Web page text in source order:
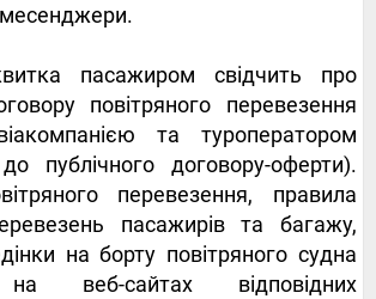
пасажиром свідчить про
повітряного перевезення
та туроператором
публічного договору-оферти).
перевезення, правила
пасажирів та багажу,
на борту повітряного судна
веб-сайтах відповідних